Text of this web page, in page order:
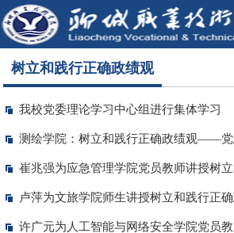
树立和践行正确政绩观
我校党委理论学习中心组进行集体学习
卢萍为文旅学院师生讲授树立和践行正